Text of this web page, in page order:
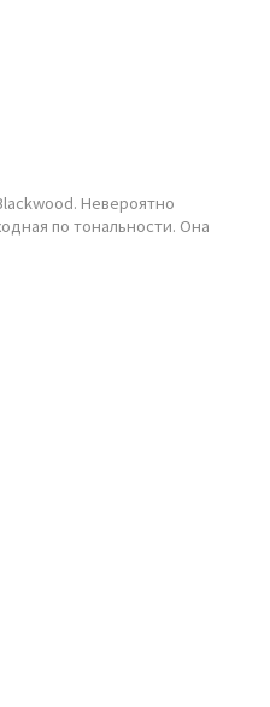
Невероятно
по тональности. Она